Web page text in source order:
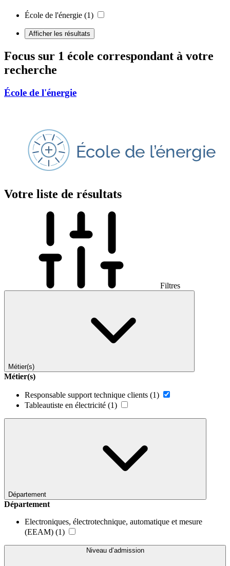
École de l'énergie (1)
Afficher les résultats
Focus sur 1 école correspondant à votre
recherche
École de l'énergie
Votre liste de résultats
Filtres
Métier(s)
Métier(s)
Responsable support technique clients (1)
Tableautiste en électricité (1)
Département
Département
Electroniques, électrotechnique, automatique et mesure
(EEAM) (1)
Niveau d’admission